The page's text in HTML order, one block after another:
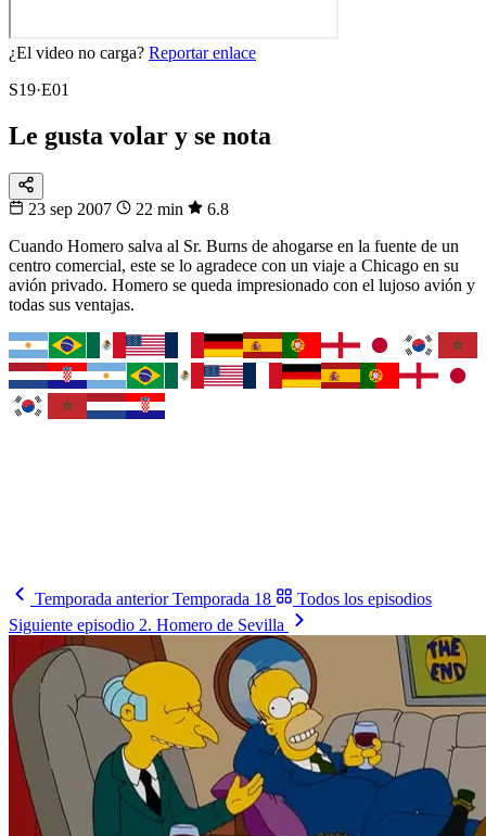
¿El video no carga? Reportar enlace
S19·E01
Le gusta volar y se nota
23 sep 2007 22 min
6.8
Cuando Homero salva al Sr. Burns de ahogarse en la fuente de un
centro comercial, este se lo agradece con un viaje a Chicago en su
avión privado. Homero se queda impresionado con el lujoso avión y
todas sus ventajas.
Temporada anteriorTemporada 18
Todos los episodios
Siguiente episodio 2. Homero de Sevilla